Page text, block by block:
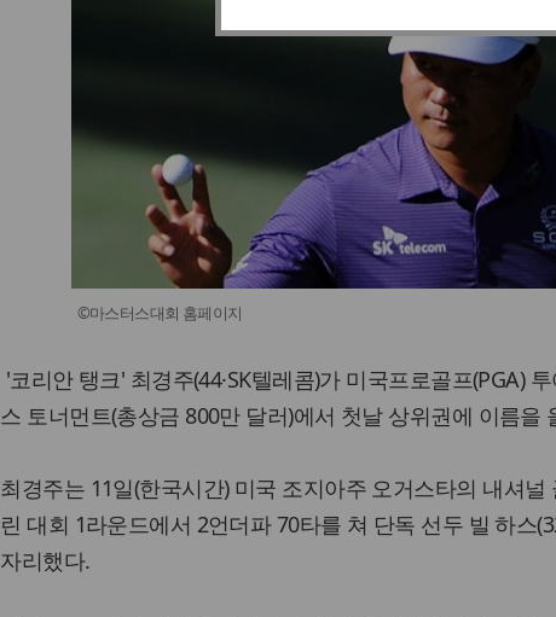
©마스터스대회 홈페이지
'코리안 탱크' 최경주(44·SK텔레콤)가 미국프로골프(PGA)
스 토너먼트(총상금 800만 달러)에서 첫날 상위권에 이름을
최경주는 11일(한국시간) 미국 조지아주 오거스타의 내셔널
린 대회 1라운드에서 2언더파 70타를 쳐 단독 선두 빌 하스
자리했다.